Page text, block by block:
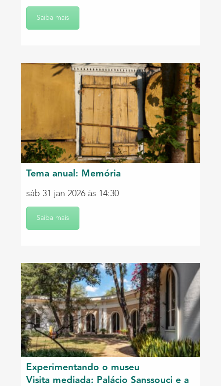
Saiba mais
Tema anual: Memória
sáb 31 jan 2026 às 14:30
Saiba mais
Experimentando o museu
Visita mediada: Palácio Sanssouci e a